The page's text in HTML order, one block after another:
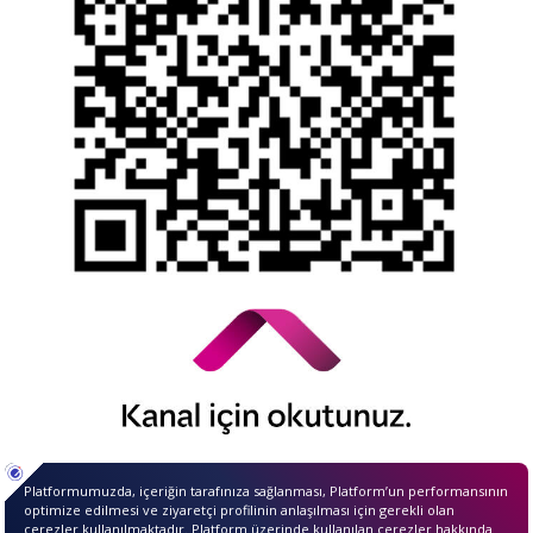
Alacaklar
Kamuyu Aydınlatma Esaslarına İlişkin Duyuru
QNBiştirakidir.